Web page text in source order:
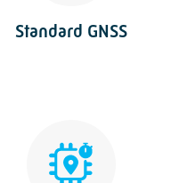
Standard GNSS